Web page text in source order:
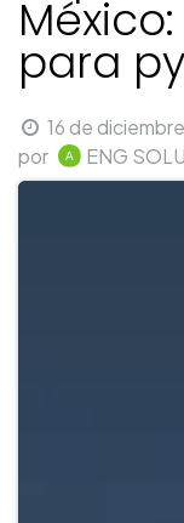
para
16 de
por
ENG